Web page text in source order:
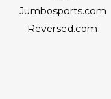
Jumbosports.com
Reversed.com